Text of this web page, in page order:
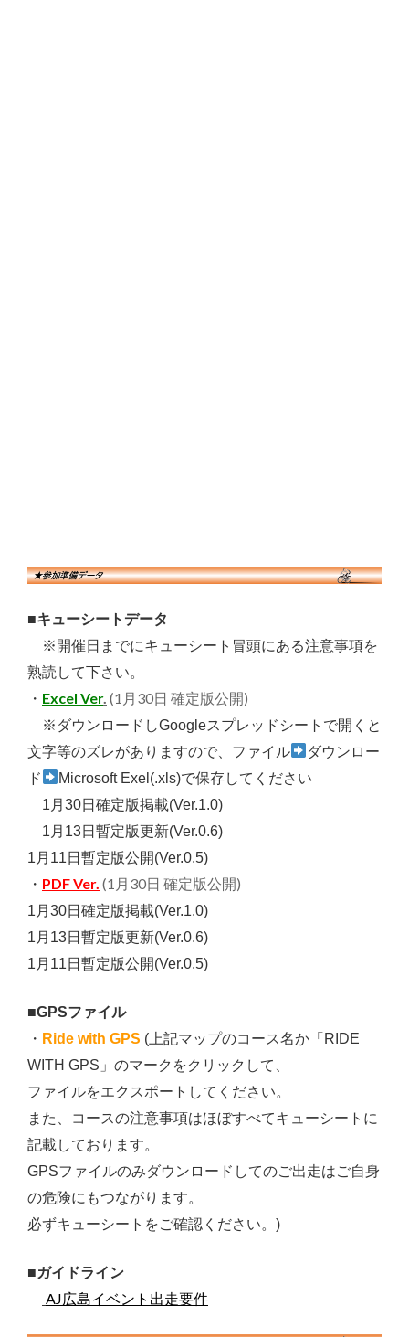
■キューシートデータ
※開催日までにキューシート冒頭にある注意事項を
熟読して下さい。
・ Excel Ver. (1月30日 確定版公開)
※ダウンロードしGoogleスプレッドシートで開くと
文字等のズレがありますので、ファイル
ダウンロー
ド
Microsoft Exel(.xls)で保存してください
1月30日確定版掲載(Ver.1.0)
1月13日暫定版更新(Ver.0.6)
1月11日暫定版公開(Ver.0.5)
・ PDF Ver. (1月30日 確定版公開)
1月30日確定版掲載(Ver.1.0)
1月13日暫定版更新(Ver.0.6)
1月11日暫定版公開(Ver.0.5)
■GPSファイル
・ Ride with GPS (上記マップのコース名か「RIDE
WITH GPS」のマークをクリックして、
ファイルをエクスポートしてください。
また、コースの注意事項はほぼすべてキューシートに
記載しております。
GPSファイルのみダウンロードしてのご出走はご自身
の危険にもつながります。
必ずキューシートをご確認ください。)
■ガイドライン
AJ広島イベント出走要件